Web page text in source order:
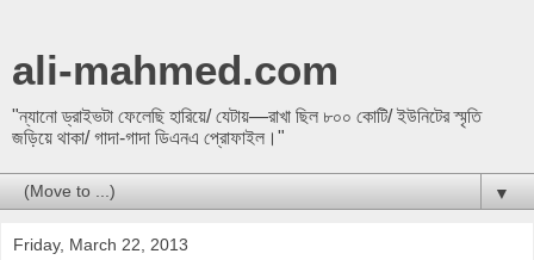
ali-mahmed.com
"ন্যানো ড্রাইভটা ফেলেছি হারিয়ে/ যেটায়—রাখা ছিল ৮০০ কোটি/ ইউনিটের স্মৃতি
জড়িয়ে থাকা/ গাদা-গাদা ডিএনএ প্রোফাইল।"
▼
Friday, March 22, 2013